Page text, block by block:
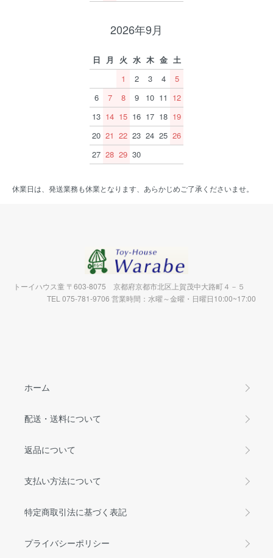
2026年9月
日 月 火 水 木 金 土
1
2 3 4
5
6
7 8 9 10 11 12
13 14 15 16 17 18 19
20 21 22 23 24 25 26
27 28 29 30
休業日は、発送業務も休業となります、あらかじめご了承くださいませ。
トーイハウス童 〒603-8075 京都府京都市北区上賀茂中大路町４－５
TEL 075-781-9706 営業時間：水曜～金曜・日曜日10:00~17:00
ホーム
配送・送料について
返品について
支払い方法について
特定商取引法に基づく表記
プライバシーポリシー